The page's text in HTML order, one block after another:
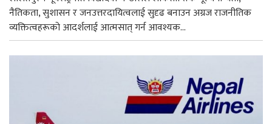
नैतिकता, सुशासन र जनउत्तरदायित्वलाई सुदृढ बनाउन अग्रज राजनीतिक
व्यक्तित्वहरूको आदर्शलाई आत्मसात् गर्न आवश्यक...